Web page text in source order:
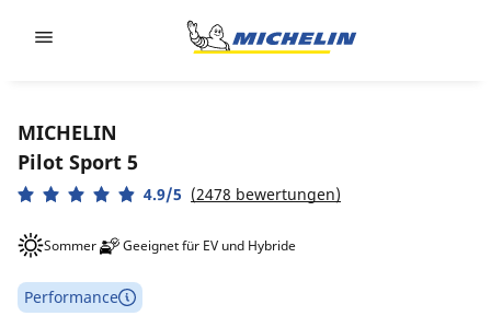
MICHELIN
Pilot Sport 5
4.9/5 (2478 bewertungen)
Sommer Geeignet für EV und Hybride
Performance